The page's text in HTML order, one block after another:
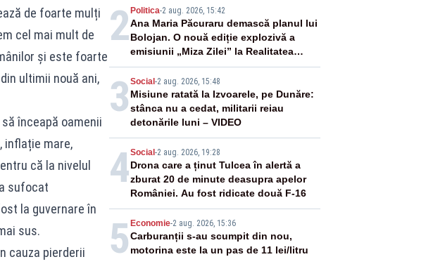
de foarte mulți
cel mai mult de
și este foarte
ultimii nouă ani,
înceapă oamenii
inflație mare,
că la nivelul
sufocat
la guvernare în
sus.
cauza pierderii
2 Politica-2 aug. 2026, 15:42
Ana Maria Păcuraru demască planul lui
Bolojan. O nouă ediție explozivă a
emisiunii „Miza Zilei” la Realitatea
PLUS
3 Social -2 aug. 2026, 15:48
Misiune ratată la Izvoarele, pe Dunăre:
stânca nu a cedat, militarii reiau
detonările luni – VIDEO
4Social -2 aug. 2026, 19:28
Drona care a ținut Tulcea în alertă a
zburat 20 de minute deasupra apelor
României. Au fost ridicate două F-16
5 Economie-2 aug. 2026, 15:36
Carburanții s-au scumpit din nou,
motorina este la un pas de 11 lei/litru